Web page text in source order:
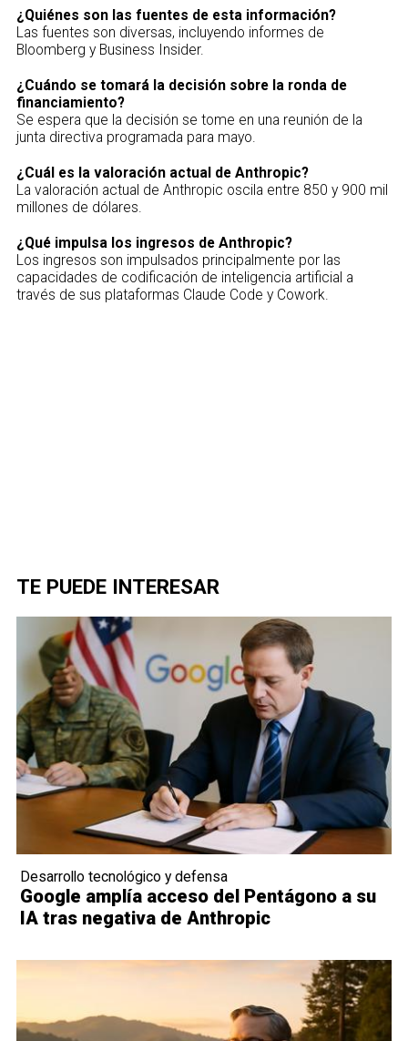
¿Quiénes son las fuentes de esta información?
Las fuentes son diversas, incluyendo informes de
Bloomberg y Business Insider.
¿Cuándo se tomará la decisión sobre la ronda de
financiamiento?
Se espera que la decisión se tome en una reunión de la
junta directiva programada para mayo.
¿Cuál es la valoración actual de Anthropic?
La valoración actual de Anthropic oscila entre 850 y 900 mil
millones de dólares.
¿Qué impulsa los ingresos de Anthropic?
Los ingresos son impulsados principalmente por las
capacidades de codificación de inteligencia artificial a
través de sus plataformas Claude Code y Cowork.
TE PUEDE INTERESAR
Desarrollo tecnológico y defensa
Google amplía acceso del Pentágono a su
IA tras negativa de Anthropic